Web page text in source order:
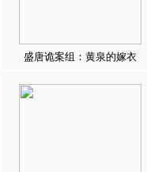
盛唐诡案组：黄泉的嫁衣